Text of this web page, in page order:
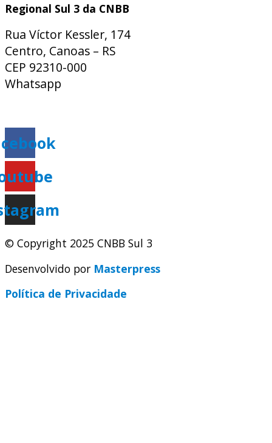
Regional Sul 3 da CNBB
Rua Víctor Kessler, 174
Centro, Canoas – RS
CEP 92310-000
Whatsapp
© Copyright 2025 CNBB Sul 3
Desenvolvido por Masterpress
Política de Privacidade